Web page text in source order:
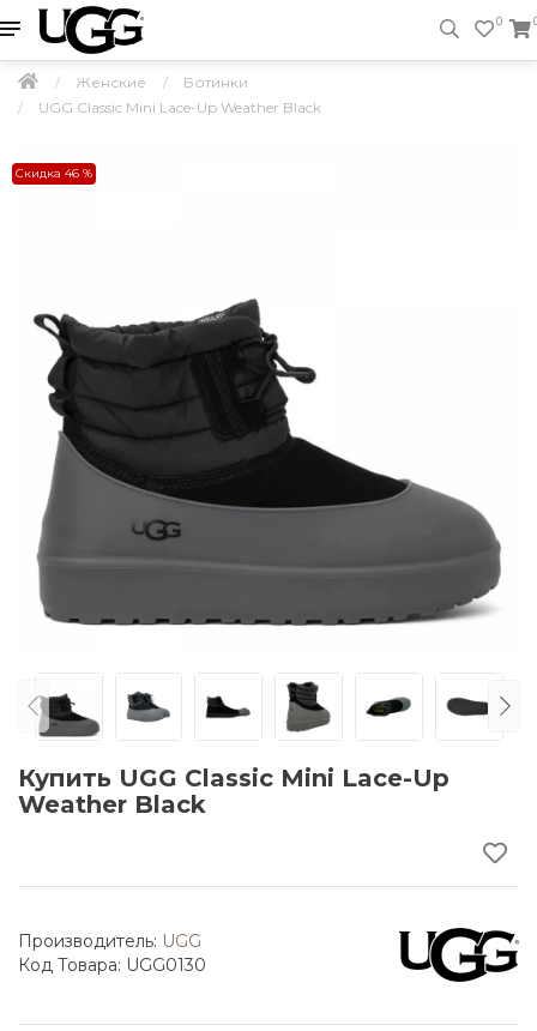
0
Женские
Ботинки
UGG Classic Mini Lace-Up Weather Black
Скидка 46 %
Купить UGG Classic Mini Lace-Up
Weather Black
Производитель: UGG
Код Товара: UGG0130